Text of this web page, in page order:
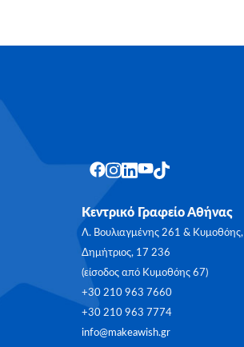
Κεντρικό Γραφείο Αθήνας
Λ. Βουλιαγμένης 261 &
Δημήτριος, 17 236
(είσοδος από Κυμοθόης 67)
+30 210 963 7660
+30 210 963 7774
info@makeawish.gr